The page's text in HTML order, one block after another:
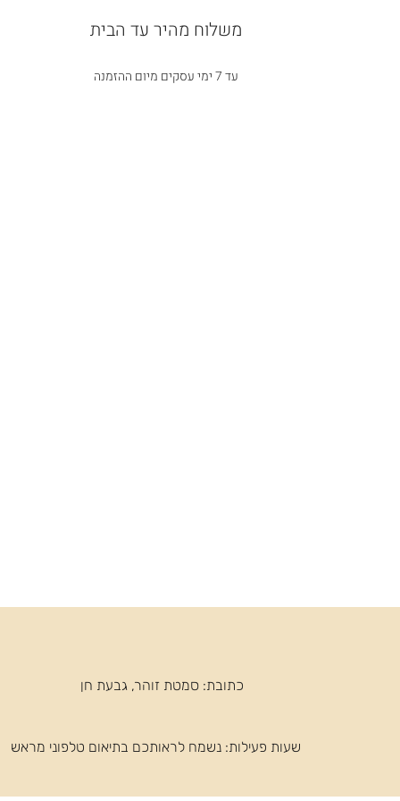
משלוח מהיר עד הבית
עד 7 ימי עסקים מיום ההזמנה
כתובת: סמטת זוהר, גבעת חן
שעות פעילות: ​נשמח לראותכם בתיאום טלפוני מראש